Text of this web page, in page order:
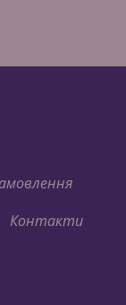
Контакти